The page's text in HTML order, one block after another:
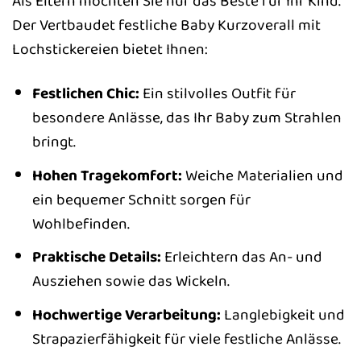
Der Vertbaudet festliche Baby Kurzoverall mit
Lochstickereien bietet Ihnen:
Festlichen Chic: Ein stilvolles Outfit für
besondere Anlässe, das Ihr Baby zum Strahlen
bringt.
Hohen Tragekomfort:Weiche Materialien und
ein bequemer Schnitt sorgen für
Wohlbefinden.
Praktische Details: Erleichtern das An- und
Ausziehen sowie das Wickeln.
Hochwertige Verarbeitung: Langlebigkeit und
Strapazierfähigkeit für viele festliche Anlässe.